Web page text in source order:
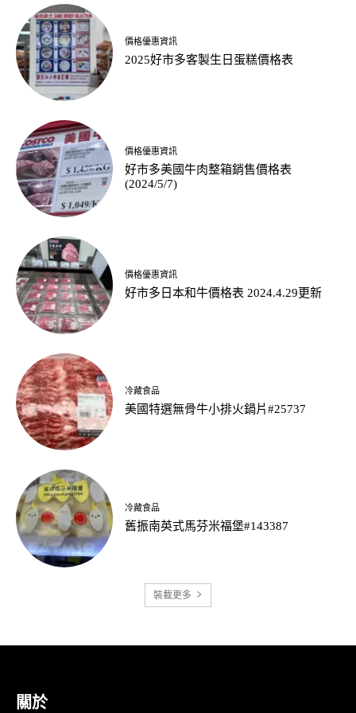
價格優惠資訊
2025好市多客製生日蛋糕價格表
價格優惠資訊
好市多美國牛肉整箱銷售價格表
(2024/5/7)
價格優惠資訊
好市多日本和牛價格表 2024.4.29更新
冷藏食品
美國特選無骨牛小排火鍋片#25737
冷藏食品
舊振南英式馬芬米福堡#143387
裝載更多
關於